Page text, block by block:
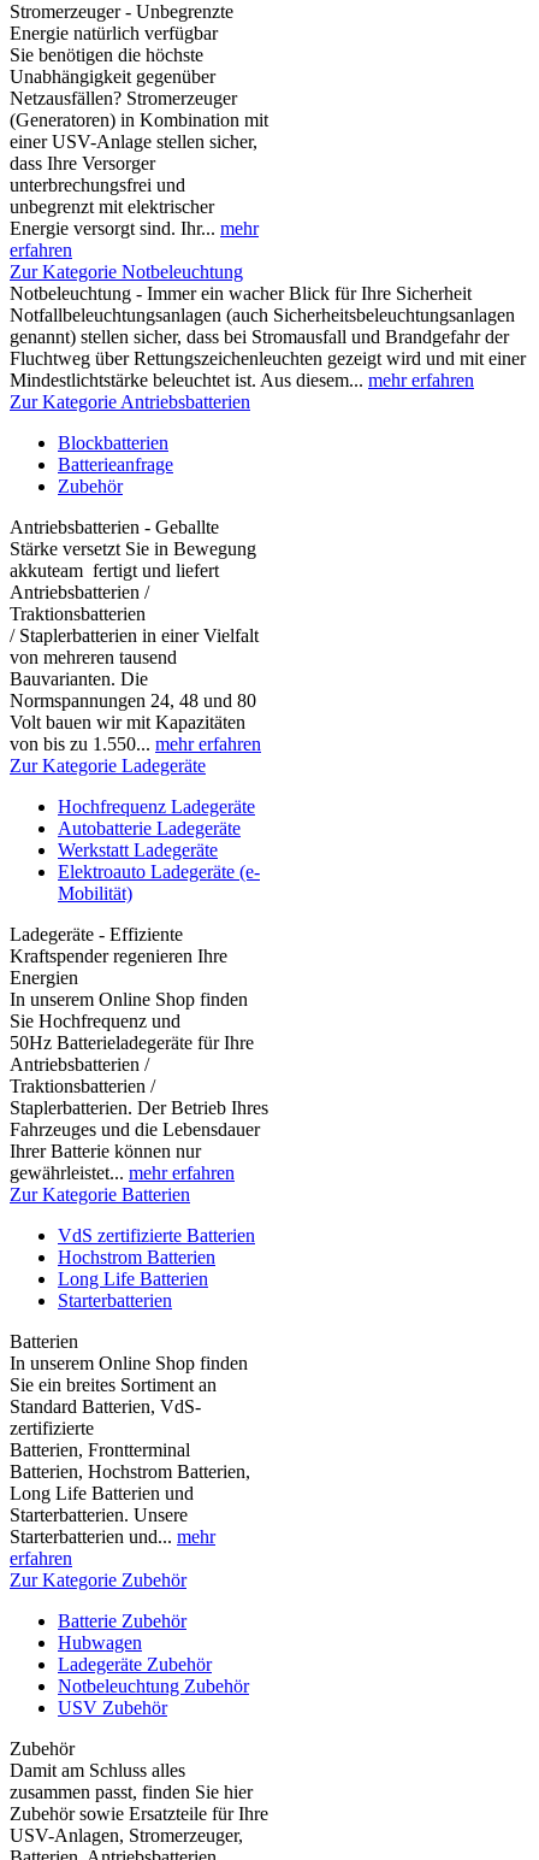
Stromerzeuger - Unbegrenzte
Energie natürlich verfügbar
Sie benötigen die höchste
Unabhängigkeit gegenüber
Netzausfällen? Stromerzeuger
(Generatoren) in Kombination mit
einer USV-Anlage stellen sicher,
dass Ihre Versorger
unterbrechungsfrei und
unbegrenzt mit elektrischer
Energie versorgt sind. Ihr... mehr
erfahren
Zur Kategorie Notbeleuchtung
Notbeleuchtung - Immer ein wacher Blick für Ihre Sicherheit
Notfallbeleuchtungsanlagen (auch Sicherheitsbeleuchtungsanlagen
genannt) stellen sicher, dass bei Stromausfall und Brandgefahr der
Fluchtweg über Rettungszeichenleuchten gezeigt wird und mit einer
Mindestlichtstärke beleuchtet ist. Aus diesem... mehr erfahren
Zur Kategorie Antriebsbatterien
Blockbatterien
Batterieanfrage
Zubehör
Antriebsbatterien - Geballte
Stärke versetzt Sie in Bewegung
akkuteam fertigt und liefert
Antriebsbatterien /
Traktionsbatterien
/ Staplerbatterien in einer Vielfalt
von mehreren tausend
Bauvarianten. Die
Normspannungen 24, 48 und 80
Volt bauen wir mit Kapazitäten
von bis zu 1.550... mehr erfahren
Zur Kategorie Ladegeräte
Hochfrequenz Ladegeräte
Autobatterie Ladegeräte
Werkstatt Ladegeräte
Elektroauto Ladegeräte (e-
Mobilität)
Ladegeräte - Effiziente
Kraftspender regenieren Ihre
Energien
In unserem Online Shop finden
Sie Hochfrequenz und
50Hz Batterieladegeräte für Ihre
Antriebsbatterien /
Traktionsbatterien /
Staplerbatterien. Der Betrieb Ihres
Fahrzeuges und die Lebensdauer
Ihrer Batterie können nur
gewährleistet... mehr erfahren
Zur Kategorie Batterien
VdS zertifizierte Batterien
Hochstrom Batterien
Long Life Batterien
Starterbatterien
Batterien
In unserem Online Shop finden
Sie ein breites Sortiment an
Standard Batterien, VdS-
zertifizierte
Batterien, Frontterminal
Batterien, Hochstrom Batterien,
Long Life Batterien und
Starterbatterien. Unsere
Starterbatterien und... mehr
erfahren
Zur Kategorie Zubehör
Batterie Zubehör
Hubwagen
Ladegeräte Zubehör
Notbeleuchtung Zubehör
USV Zubehör
Zubehör
Damit am Schluss alles
zusammen passt, finden Sie hier
Zubehör sowie Ersatzteile für Ihre
USV-Anlagen, Stromerzeuger,